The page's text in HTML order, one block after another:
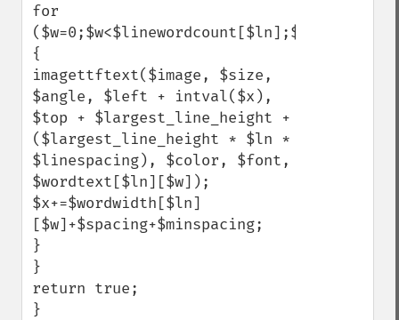
for
($w=0;$w<$linewordcount[$ln];$w++)
{
imagettftext($image, $size,
$angle, $left + intval($x),
$top + $largest_line_height +
($largest_line_height * $ln *
$linespacing), $color, $font,
$wordtext[$ln][$w]);
$x+=$wordwidth[$ln]
[$w]+$spacing+$minspacing;
}
}
return true;
}